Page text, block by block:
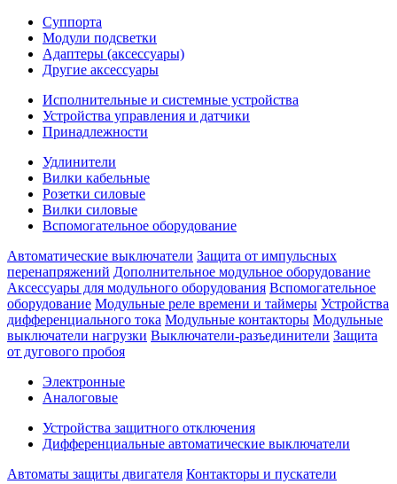
Суппорта
Модули подсветки
Адаптеры (аксессуары)
Другие аксессуары
Исполнительные и системные устройства
Устройства управления и датчики
Принадлежности
Удлинители
Вилки кабельные
Розетки силовые
Вилки силовые
Вспомогательное оборудование
Автоматические выключатели Защита от импульсных
перенапряжений Дополнительное модульное оборудование
Аксессуары для модульного оборудования Вспомогательное
оборудование Модульные реле времени и таймеры Устройства
дифференциального тока Модульные контакторы Модульные
выключатели нагрузки Выключатели-разъединители Защита
от дугового пробоя
Электронные
Аналоговые
Устройства защитного отключения
Дифференциальные автоматические выключатели
Автоматы защиты двигателя Контакторы и пускатели